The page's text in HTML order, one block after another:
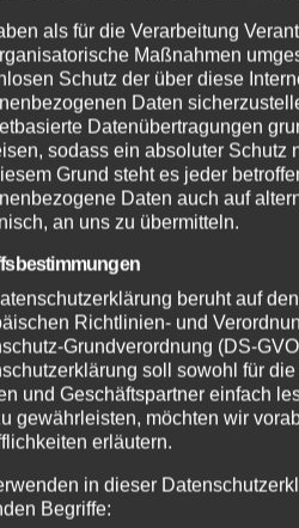
als für die Verarbeitung
Maßnahmen
Schutz der über diese
Daten
Datenübertragungen
sodass ein absoluter Schutz
Grund steht es jeder
Daten auch auf
an uns zu übermitteln.
beruht auf
Richtlinien- und
Grundverordnung (DS-
soll sowohl für
und Geschäftspartner einfach
gewährleisten, möchten wir
erläutern.
in dieser
Begriffe: